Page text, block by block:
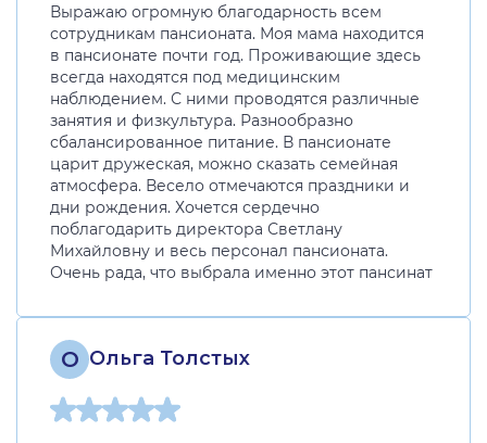
Выражаю огромную благодарность всем
сотрудникам пансионата. Моя мама находится
в пансионате почти год. Проживающие здесь
всегда находятся под медицинским
наблюдением. С ними проводятся различные
занятия и физкультура. Разнообразно
сбалансированное питание. В пансионате
царит дружеская, можно сказать семейная
атмосфера. Весело отмечаются праздники и
дни рождения. Хочется сердечно
поблагодарить директора Светлану
Михайловну и весь персонал пансионата.
Очень рада, что выбрала именно этот пансинат
О Ольга Толстых